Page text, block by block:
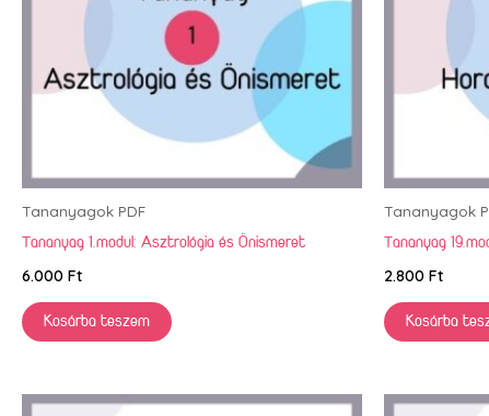
Tananyagok PDF
Tananyag 1.modul: Asztrológia és Önismeret
6.000 Ft
Kosárba teszem
Tananyagok
Tananyag
2.800 Ft
Kosárba